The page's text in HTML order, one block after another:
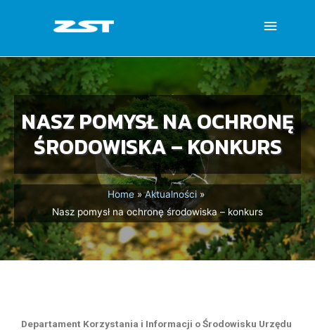
NASZ POMYSŁ NA OCHRONĘ
ŚRODOWISKA – KONKURS
Home
Aktualności
Nasz pomysł na ochronę środowiska – konkurs
Departament Korzystania i Informacji o Środowisku Urzędu